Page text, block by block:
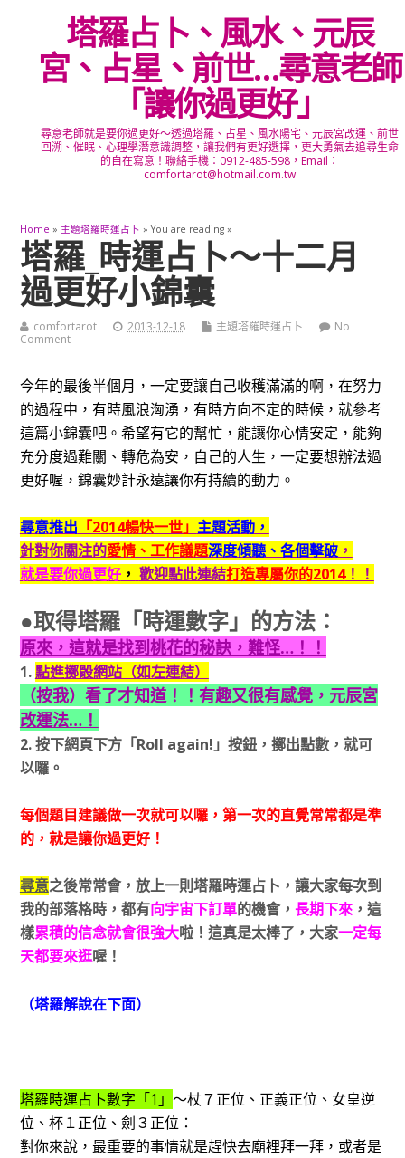
塔羅占卜、風水、元辰
宮、占星、前世…尋意老師
「讓你過更好」
尋意老師就是要你過更好～透過塔羅、占星、風水陽宅、元辰宮改運、前世
回溯、催眠、心理學潛意識調整，讓我們有更好選擇，更大勇氣去追尋生命
的自在寫意！聯絡手機：0912-485-598，Email：
comfortarot@hotmail.com.tw
Home » 主題塔羅時運占卜 » You are reading »
塔羅_時運占卜～十二月
過更好小錦囊
comfortarot 2013-12-18 主題塔羅時運占卜
No
Comment
今年的最後半個月，一定要讓自己收穫滿滿的啊，在努力
的過程中，有時風浪洶湧，有時方向不定的時候，就參考
這篇小錦囊吧。希望有它的幫忙，能讓你心情安定，能夠
充分度過難關、轉危為安，自己的人生，一定要想辦法過
更好喔，錦囊妙計永遠讓你有持續的動力。
尋意推出 「2014暢快一世」 主題活動，
針對你關注的愛情、工作議題深度傾聽、各個擊破，
就是要你過更好， 歡迎點此連結打造專屬你的2014！！
●取得塔羅「時運數字」的方法：
原來，這就是找到桃花的秘訣，難怪…！！
1.點進擲骰網站（如左連結）
（按我）看了才知道！！有趣又很有感覺，元辰宮
改運法…！
2. 按下網頁下方「Roll again!」 按鈕，擲出點數，就可
以囉。
每個題目建議做一次就可以囉，第一次的直覺常常都是準
的，就是讓你過更好！
尋意之後常常會，放上一則塔羅時運占卜，讓大家每次到
我的部落格時，都有向宇宙下訂單的機會， 長期下來，這
樣累積的信念就會很強大啦！這真是太棒了， 大家一定每
天都要來逛喔！
（塔羅解說在下面）
塔羅時運占卜數字「1」 ～杖７正位、正義正位、女皇逆
位、杯１正位、劍３正位：
對你來說，最重要的事情就是趕快去廟裡拜一拜，或者是